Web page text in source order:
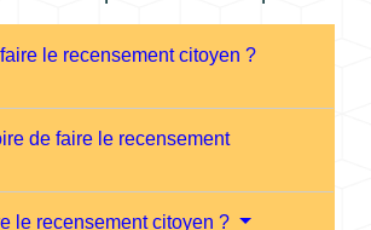
le recensement citoyen ?
de faire le recensement
le recensement citoyen ?